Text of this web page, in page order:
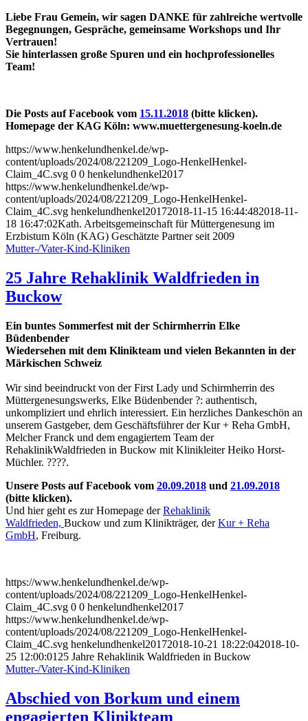
Liebe Frau Gemein, wir sagen DANKE für zahlreiche wertvolle
Begegnungen, Gespräche, gemeinsame Workshops und Ihr
Vertrauen!
Sie hinterlassen große Spuren und ein hochprofessionelles
Team!
Die Posts auf Facebook vom 15.11.2018 (bitte klicken).
Homepage der KAG Köln: www.muettergenesung-koeln.de
https://www.henkelundhenkel.de/wp-
content/uploads/2024/08/221209_Logo-HenkelHenkel-
Claim_4C.svg 0 0 henkelundhenkel2017
https://www.henkelundhenkel.de/wp-
content/uploads/2024/08/221209_Logo-HenkelHenkel-
Claim_4C.svg henkelundhenkel20172018-11-15 16:44:482018-11-
18 16:47:02Kath. Arbeitsgemeinschaft für Müttergenesung im
Erzbistum Köln (KAG) Geschätzte Partner seit 2009
Mutter-/Vater-Kind-Kliniken
25 Jahre Rehaklinik Waldfrieden in
Buckow
Ein buntes Sommerfest mit der Schirmherrin Elke
Büdenbender
Wiedersehen mit dem Klinikteam und vielen Bekannten in der
Märkischen Schweiz
Wir sind beeindruckt von der First Lady und Schirmherrin des
Müttergenesungswerks, Elke Büdenbender?: authentisch,
unkompliziert und ehrlich interessiert. Ein herzliches Dankeschön an
unserem Gastgeber, dem Geschäftsführer der Kur + Reha GmbH,
Melcher Franck und dem engagiertem Team der
RehaklinikWaldfrieden in Buckow mit Klinikleiter Heiko Horst-
Müchler. ????.
Unsere Posts auf Facebook vom 20.09.2018 und 21.09.2018
(bitte klicken).
Und hier geht es zur Homepage derRehaklinik
Waldfrieden, Buckow und zum Klinikträger, derKur + Reha
GmbH, Freiburg.
https://www.henkelundhenkel.de/wp-
content/uploads/2024/08/221209_Logo-HenkelHenkel-
Claim_4C.svg 0 0 henkelundhenkel2017
https://www.henkelundhenkel.de/wp-
content/uploads/2024/08/221209_Logo-HenkelHenkel-
Claim_4C.svg henkelundhenkel20172018-10-21 18:22:042018-10-
25 12:00:01 25 Jahre Rehaklinik Waldfrieden in Buckow
Mutter-/Vater-Kind-Kliniken
Abschied von Borkum und einem
engagierten Klinikteam